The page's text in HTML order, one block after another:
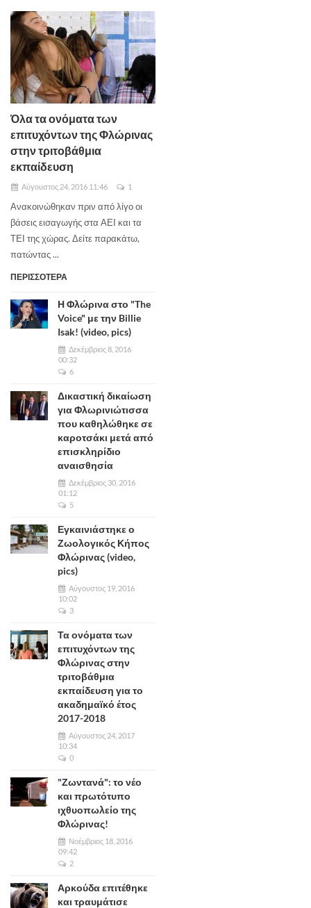
Όλα τα ονόματα των
επιτυχόντων της Φλώρινας
στην τριτοβάθμια
εκπαίδευση
Αύγουστος 24, 2016 11:46 1
Ανακοινώθηκαν πριν από λίγο οι
βάσεις εισαγωγής στα ΑΕΙ και τα
ΤΕΙ της χώρας. Δείτε παρακάτω,
πατώντας ...
ΠΕΡΙΣΣΟΤΕΡΑ
Η Φλώρινα στο "The
Voice" με την Billie
Isak! (video, pics)
Δεκέμβριος 8, 2016
00:32
6
Δικαστική δικαίωση
για Φλωρινιώτισσα
που καθηλώθηκε σε
καροτσάκι μετά από
επισκληρίδιο
αναισθησία
Δεκέμβριος 30, 2016
01:12
5
Εγκαινιάστηκε ο
Ζωολογικός Κήπος
Φλώρινας (video,
pics)
Αύγουστος 19, 2016
10:02
3
Τα ονόματα των
επιτυχόντων της
Φλώρινας στην
τριτοβάθμια
εκπαίδευση για το
ακαδημαϊκό έτος
2017-2018
Αύγουστος 24, 2017
10:34
0
"Ζωντανά": το νέο
και πρωτότυπο
ιχθυοπωλείο της
Φλώρινας!
Νοέμβριος 18, 2016
09:42
2
Αρκούδα επιτέθηκε
και τραυμάτισε